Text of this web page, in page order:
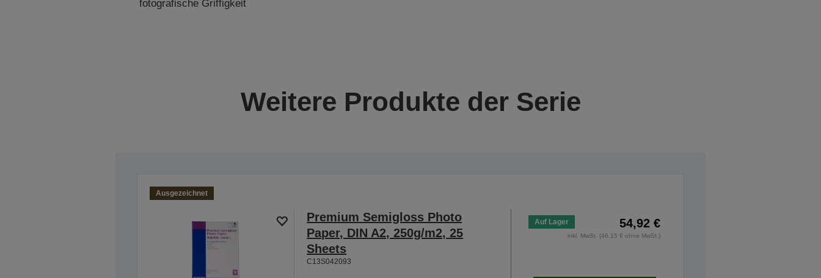
fotografische Griffigkeit
Weitere Produkte der Serie
Ausgezeichnet
Premium Semigloss Photo
Paper, DIN A2, 250g/m2, 25
Sheets
C13S042093
Auf Lager 54,92 €
inkl. MwSt. (46,15 € ohne MwSt.)